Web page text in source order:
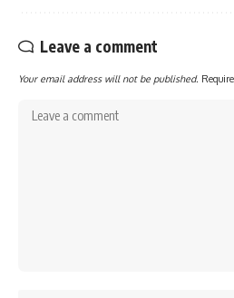
Leave a comment
Your email address will not be published.